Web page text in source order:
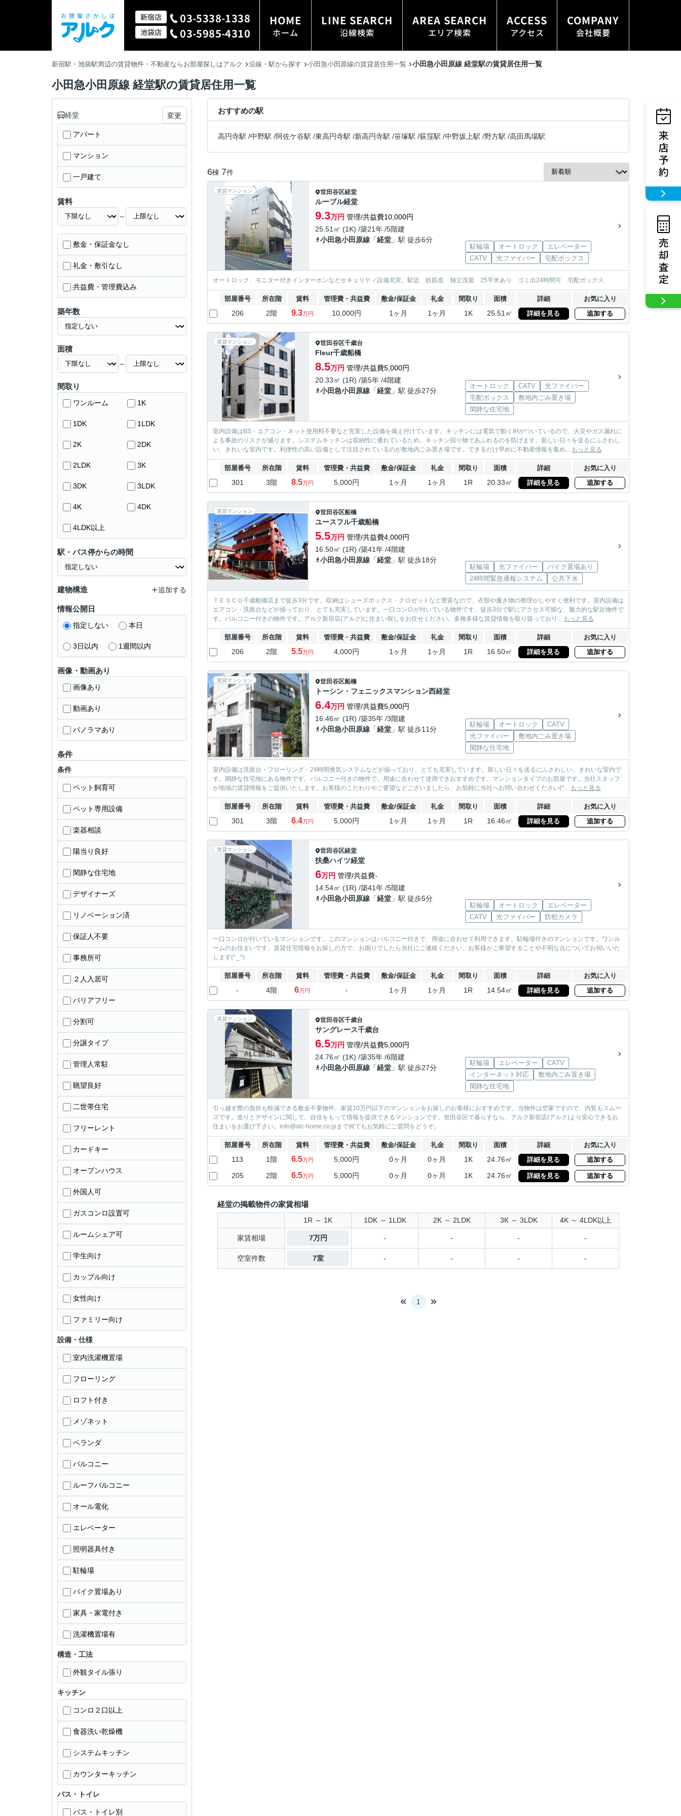
新宿店 03-5338-1338
池袋店 03-5985-4310
HOME
ホーム
LINE SEARCH
沿線検索
AREA SEARCH
エリア検索
ACCESS
アクセス
COMPANY
会社概要
新宿駅・池袋駅周辺の賃貸物件・不動産ならお部屋探しはアルク 沿線・駅から探す 小田急小田原線の賃貸居住用一覧 小田急小田原線 経堂駅の賃貸居住用一覧
小田急小田原線 経堂駅の賃貸居住用一覧
おすすめの駅
高円寺駅 /中野駅 /阿佐ケ谷駅 /東高円寺駅 /新高円寺駅 /笹塚駅 /荻窪駅 /中野坂上駅 /野方駅 /高田馬場駅
6棟 7件
賃貸マンション 世田谷区経堂
ルーブル経堂
9.3万円 管理/共益費10,000円
25.51㎡ (1K) /築21年 /5階建
小田急小田原線 「経堂 」駅 徒歩6分
駐輪場 オートロック
エレベーター
CATV
光ファイバー 宅配ボックス
オートロック、モニター付きインターホンなどセキュリティ設備充実。駅近 鉄筋造 独立洗面 25平米あり ゴミ出24時間可 宅配ボックス
部屋番号 所在階 賃料 管理費・共益費 敷金/保証金 礼金 間取り 面積 詳細 お気に入り
206 2階 9.3万円 10,000円 1ヶ月 1ヶ月 1K 25.51㎡ 詳細を見る 追加する
賃貸マンション 世田谷区千歳台
Fleur千歳船橋
8.5万円 管理/共益費5,000円
20.33㎡ (1R) /築5年 /4階建
小田急小田原線 「経堂 」駅 徒歩27分
オートロック CATV
光ファイバー
宅配ボックス
敷地内ごみ置き場
閑静な住宅地
室内設備はBS・エアコン・ネット使用料不要など充実した設備を備え付けています。キッチンには電気で動くIHがついているので、火災やガス漏れに
よる事故のリスクが減ります。システムキッチンは収納性に優れているため、キッチン回り物であふれるのを防げます。新しい日々を送るにふさわし
い、きれいな室内です。利便性の高い設備として注目されているのが敷地内ごみ置き場です。できるだけ早めに不動産情報を集め... もっと見る
部屋番号 所在階 賃料 管理費・共益費 敷金/保証金 礼金 間取り 面積 詳細 お気に入り
301 3階 8.5万円 5,000円 1ヶ月 1ヶ月 1R 20.33㎡ 詳細を見る 追加する
賃貸マンション 世田谷区船橋
ユースフル千歳船橋
5.5万円 管理/共益費4,000円
16.50㎡ (1R) /築41年 /4階建
小田急小田原線 「経堂 」駅 徒歩18分
駐輪場 光ファイバー
バイク置場あり
24時間緊急通報システム
公共下水
ＴＥＳＣＯ千歳船橋店まで徒歩3分です。収納はシューズボックス・クロゼットなど豊富なので、衣類や履き物の整理がしやすく便利です。室内設備は
エアコン・洗面台などが揃っており、とても充実しています。一口コンロが付いている物件です。徒歩3分で駅にアクセス可能な、魅力的な駅近物件で
す。バルコニー付きの物件です。アルク新宿店(アルク)に住まい探しをお任せください。多種多様な賃貸情報を取り扱っており... もっと見る
部屋番号 所在階 賃料 管理費・共益費 敷金/保証金 礼金 間取り 面積 詳細 お気に入り
206 2階 5.5万円 4,000円 1ヶ月 1ヶ月 1R 16.50㎡ 詳細を見る 追加する
賃貸マンション 世田谷区船橋
トーシン・フェニックスマンション西経堂
6.4万円 管理/共益費5,000円
16.46㎡ (1R) /築35年 /3階建
小田急小田原線 「経堂 」駅 徒歩11分
駐輪場 オートロック
CATV
光ファイバー
敷地内ごみ置き場
閑静な住宅地
室内設備は洗面台・フローリング・24時間換気システムなどが揃っており、とても充実しています。新しい日々を送るにふさわしい、きれいな室内で
す。閑静な住宅地にある物件です。バルコニー付きの物件で、用途に合わせて使用できおすすめです。マンションタイプのお部屋です。当社スタッフ
が地域の賃貸情報をご提供いたします。お客様のこだわりやご要望などございましたら、お気軽に当社へお問い合わせください(^... もっと見る
部屋番号 所在階 賃料 管理費・共益費 敷金/保証金 礼金 間取り 面積 詳細 お気に入り
301 3階 6.4万円 5,000円 1ヶ月 1ヶ月 1R 16.46㎡ 詳細を見る 追加する
賃貸マンション 世田谷区経堂
扶桑ハイツ経堂
6万円 管理/共益費-
14.54㎡ (1R) /築41年 /5階建
小田急小田原線 「経堂 」駅 徒歩5分
駐輪場 オートロック
エレベーター
CATV
光ファイバー 防犯カメラ
一口コンロが付いているマンションです。このマンションはバルコニー付きで、用途に合わせて利用できます。駐輪場付きのマンションです。ワンル
ームのお住まいです。賃貸住宅情報をお探しの方で、お困りでしたら当社にご連絡ください。お客様がご希望することや不明な点についてお伺いいた
します(^_^)
部屋番号 所在階 賃料 管理費・共益費 敷金/保証金 礼金 間取り 面積 詳細 お気に入り
- 4階 6万円 - 1ヶ月 1ヶ月 1R 14.54㎡ 詳細を見る 追加する
賃貸マンション 世田谷区千歳台
サングレース千歳台
6.5万円 管理/共益費5,000円
24.76㎡ (1K) /築35年 /6階建
小田急小田原線 「経堂 」駅 徒歩27分
駐輪場 エレベーター
CATV
インターネット対応
敷地内ごみ置き場
閑静な住宅地
引っ越す際の負担も軽減できる敷金不要物件。家賃10万円以下のマンションをお探しのお客様におすすめです。当物件は空家ですので、内覧もスムー
ズです。造りとデザインに関して、自信をもって情報を提供できるマンションです。世田谷区で暮らすなら、アルク新宿店(アルク)より安心できるお
住まいをお選び下さい。info@alc-home.co.jpまで何でもお気軽にご質問をどうぞ。
部屋番号 所在階 賃料 管理費・共益費 敷金/保証金 礼金 間取り 面積 詳細 お気に入り
113 1階 6.5万円 5,000円 0ヶ月 0ヶ月 1K 24.76㎡ 詳細を見る 追加する
205 2階 6.5万円 5,000円 0ヶ月 0ヶ月 1K 24.76㎡ 詳細を見る 追加する
経堂の掲載物件の家賃相場
1R ～ 1K 1DK ～ 1LDK 2K ～ 2LDK 3K ～ 3LDK 4K ～ 4LDK以上
家賃相場 7万円 - - - -
空室件数 7室 - - - -
1
経堂 変更
アパート
マンション
一戸建て
賃料
～
敷金・保証金なし
礼金・敷引なし
共益費・管理費込み
築年数
面積
～
間取り
ワンルーム 1K
1DK 1LDK
2K 2DK
2LDK 3K
3DK 3LDK
4K 4DK
4LDK以上
駅・バス停からの時間
建物構造 追加する
情報公開日
指定しない 本日
3日以内 1週間以内
画像・動画あり
画像あり
動画あり
パノラマあり
条件
条件
ペット飼育可
ペット専用設備
楽器相談
陽当り良好
閑静な住宅地
デザイナーズ
リノベーション済
保証人不要
事務所可
２人入居可
バリアフリー
分割可
分譲タイプ
管理人常駐
眺望良好
二世帯住宅
フリーレント
カードキー
オープンハウス
外国人可
ガスコンロ設置可
ルームシェア可
学生向け
カップル向け
女性向け
ファミリー向け
設備・仕様
室内洗濯機置場
フローリング
ロフト付き
メゾネット
ベランダ
バルコニー
ルーフバルコニー
オール電化
エレベーター
照明器具付き
駐輪場
バイク置場あり
家具・家電付き
洗濯機置場有
構造・工法
外観タイル張り
キッチン
コンロ２口以上
食器洗い乾燥機
システムキッチン
カウンターキッチン
バス・トイレ
バス・トイレ別